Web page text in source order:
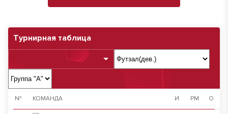
Турнирная таблица
№ КОМАНДА И РМ О